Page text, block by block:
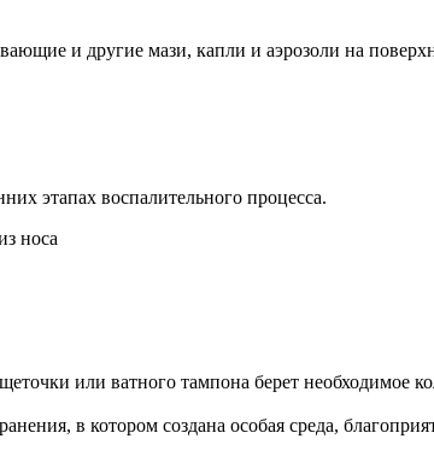
и другие мази, капли и аэрозоли на
этапах воспалительного процесса.
или ватного тампона берет необходимое
в котором создана особая среда,